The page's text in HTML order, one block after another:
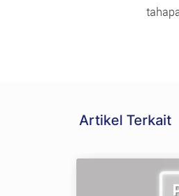
Artikel Terkait